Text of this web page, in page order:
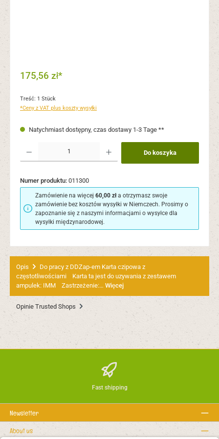
175,56 zł*
Treść: 1 Stück
*Ceny z VAT plus koszty wysyłki
Natychmiast dostępny, czas dostawy 1-3 Tage **
Ilość produktu: Wprowadź żądaną ilość lub użyj przycisków, aby zwiększyć lub
Do koszyka
Numer produktu: 011300
Zamówienie na więcej60,00 zła otrzymasz swoje
zamówienie bez kosztów wysyłki w Niemczech. Prosimy o
zapoznanie się z naszymi informacjami o wysyłce dla
wysyłki międzynarodowej.
Opis
Do pracy z DDZap-em Karta czipowa z
częstotliwościami Karta ta jest do uzywania z zestawem
ampulek: IMM Zastrzeżenie:… Więcej
Opinie Trusted Shops
Fast shipping
Newsletter
About us